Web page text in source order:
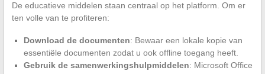
De educatieve middelen staan centraal op het platform. Om er
ten volle van te profiteren:
Download de documenten: Bewaar een lokale kopie van
essentiële documenten zodat u ook offline toegang heeft.
Gebruik de samenwerkingshulpmiddelen: Microsoft Office